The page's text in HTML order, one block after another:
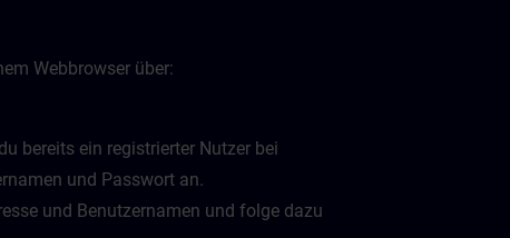
Webbrowser über:
bereits ein registrierter Nutzer bei
und Passwort an.
und Benutzernamen und folge dazu